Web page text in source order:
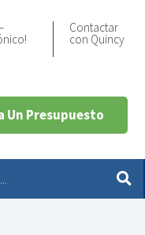
Contactar
con Quincy
Un Presupuesto